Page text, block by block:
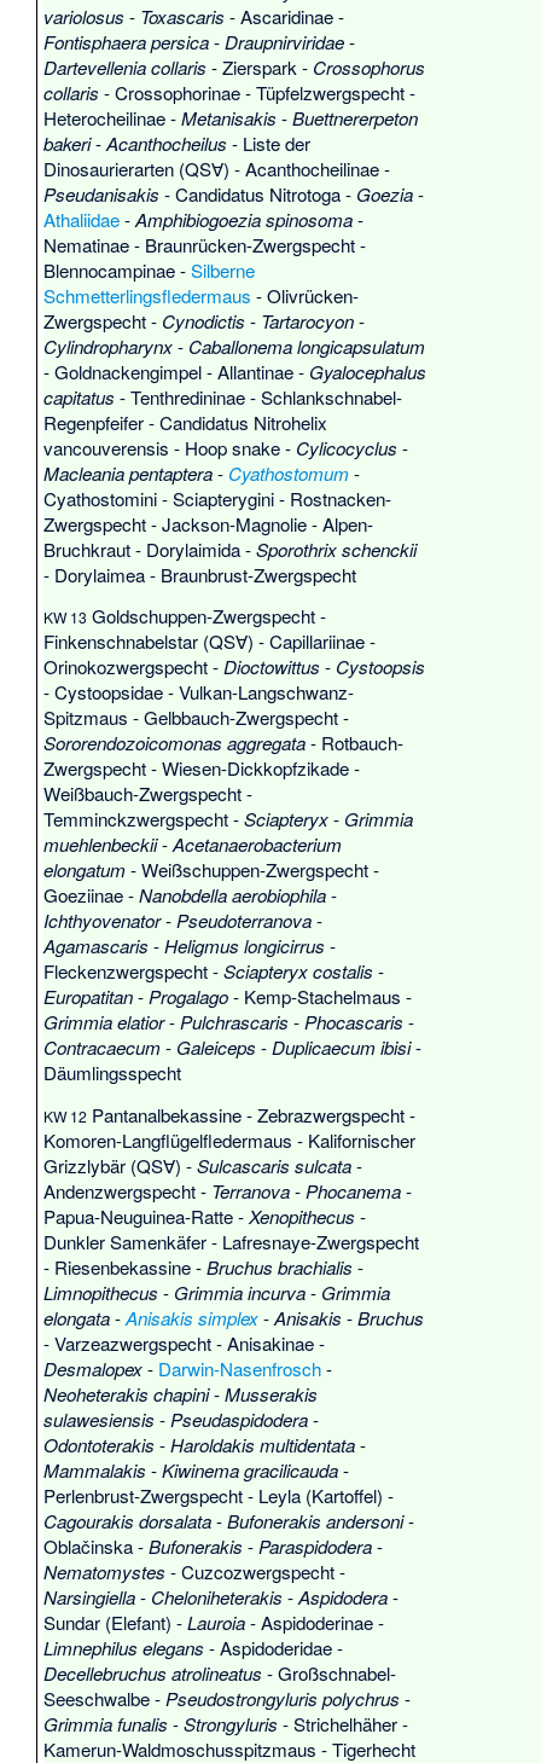
variolosus - Toxascaris -Ascaridinae-
Fontisphaera persica-Draupnirviridae-
Dartevellenia collaris -Zierspark - Crossophorus
collaris -Crossophorinae-Tüpfelzwergspecht-
Heterocheilinae-Metanisakis -Buettnererpeton
bakeri-Acanthocheilus - Liste der
Dinosaurierarten (QS∀) -Acanthocheilinae-
Pseudanisakis -Candidatus Nitrotoga- Goezia-
Athaliidae-Amphibiogoezia spinosoma-
Nematinae- Braunrücken-Zwergspecht-
Blennocampinae-Silberne
Schmetterlingsfledermaus -Olivrücken-
Zwergspecht- Cynodictis - Tartarocyon-
Cylindropharynx- Caballonema longicapsulatum
-Goldnackengimpel-Allantinae- Gyalocephalus
capitatus -Tenthredininae-Schlankschnabel-
Regenpfeifer-Candidatus Nitrohelix
vancouverensis - Hoop snake- Cylicocyclus -
Macleania pentaptera- Cyathostomum -
Cyathostomini-Sciapterygini- Rostnacken-
Zwergspecht-Jackson-Magnolie-Alpen-
Bruchkraut- Dorylaimida-Sporothrix schenckii
- Dorylaimea- Braunbrust-Zwergspecht
KW 13 Goldschuppen-Zwergspecht-
Finkenschnabelstar (QS∀) -Capillariinae-
Orinokozwergspecht-Dioctowittus - Cystoopsis
-Cystoopsidae-Vulkan-Langschwanz-
Spitzmaus -Gelbbauch-Zwergspecht-
Sororendozoicomonas aggregata- Rotbauch-
Zwergspecht-Wiesen-Dickkopfzikade-
Weißbauch-Zwergspecht-
Temminckzwergspecht-Sciapteryx- Grimmia
muehlenbeckii-Acetanaerobacterium
elongatum -Weißschuppen-Zwergspecht-
Goeziinae-Nanobdella aerobiophila-
Ichthyovenator-Pseudoterranova-
Agamascaris -Heligmus longicirrus -
Fleckenzwergspecht-Sciapteryx costalis -
Europatitan-Progalago- Kemp-Stachelmaus -
Grimmia elatior-Pulchrascaris -Phocascaris -
Contracaecum - Galeiceps -Duplicaecum ibisi-
Däumlingsspecht
KW 12 Pantanalbekassine-Zebrazwergspecht-
Komoren-Langflügelfledermaus - Kalifornischer
Grizzlybär (QS∀) -Sulcascaris sulcata-
Andenzwergspecht- Terranova- Phocanema-
Papua-Neuguinea-Ratte-Xenopithecus -
Dunkler Samenkäfer- Lafresnaye-Zwergspecht
- Riesenbekassine-Bruchus brachialis -
Limnopithecus - Grimmia incurva- Grimmia
elongata-Anisakis simplex-Anisakis -Bruchus
-Varzeazwergspecht-Anisakinae-
Desmalopex- Darwin-Nasenfrosch-
Neoheterakis chapini-Musserakis
sulawesiensis - Pseudaspidodera-
Odontoterakis -Haroldakis multidentata-
Mammalakis -Kiwinema gracilicauda-
Perlenbrust-Zwergspecht- Leyla (Kartoffel) -
Cagourakis dorsalata-Bufonerakis andersoni-
Oblačinska-Bufonerakis - Paraspidodera-
Nematomystes -Cuzcozwergspecht-
Narsingiella- Cheloniheterakis -Aspidodera-
Sundar (Elefant) -Lauroia-Aspidoderinae-
Limnephilus elegans -Aspidoderidae-
Decellebruchus atrolineatus -Großschnabel-
Seeschwalbe- Pseudostrongyluris polychrus -
Grimmia funalis -Strongyluris -Strichelhäher-
Kamerun-Waldmoschusspitzmaus -Tigerhecht